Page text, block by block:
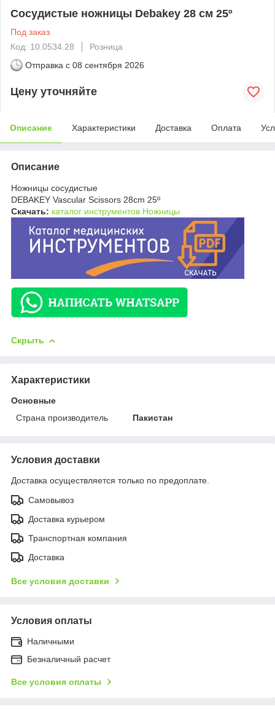
Сосудистые ножницы Debakey 28 см 25º
Под заказ
Код: 10.0534.28
Розница
Отправка с 08 сентября 2026
Цену уточняйте
Описание Характеристики Доставка Оплата
Описание
Ножницы сосудистые
DEBAKEY Vascular Scissors 28cm 25º
Скачать: каталог инструментов Ножницы
Скрыть
Характеристики
Основные
Страна производитель
Пакистан
Условия доставки
Доставка осуществляется только по предоплате.
Самовывоз
Доставка курьером
Транспортная компания
Доставка
Все условия доставки
Условия оплаты
Наличными
Безналичный расчет
Все условия оплаты